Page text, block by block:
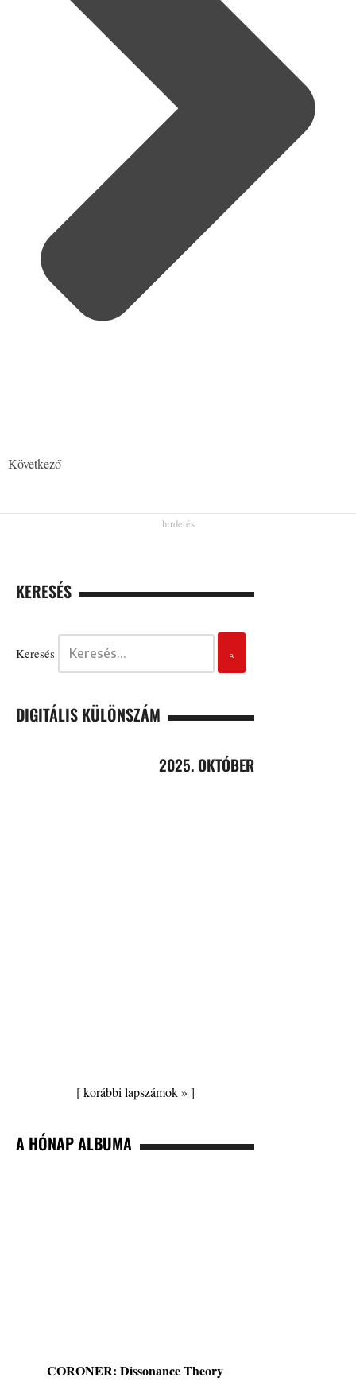
Következő
KERESÉS
Keresés
DIGITÁLIS KÜLÖNSZÁM
2025. OKTÓBER
[korábbi lapszámok » ]
A HÓNAP ALBUMA
CORONER: Dissonance Theory